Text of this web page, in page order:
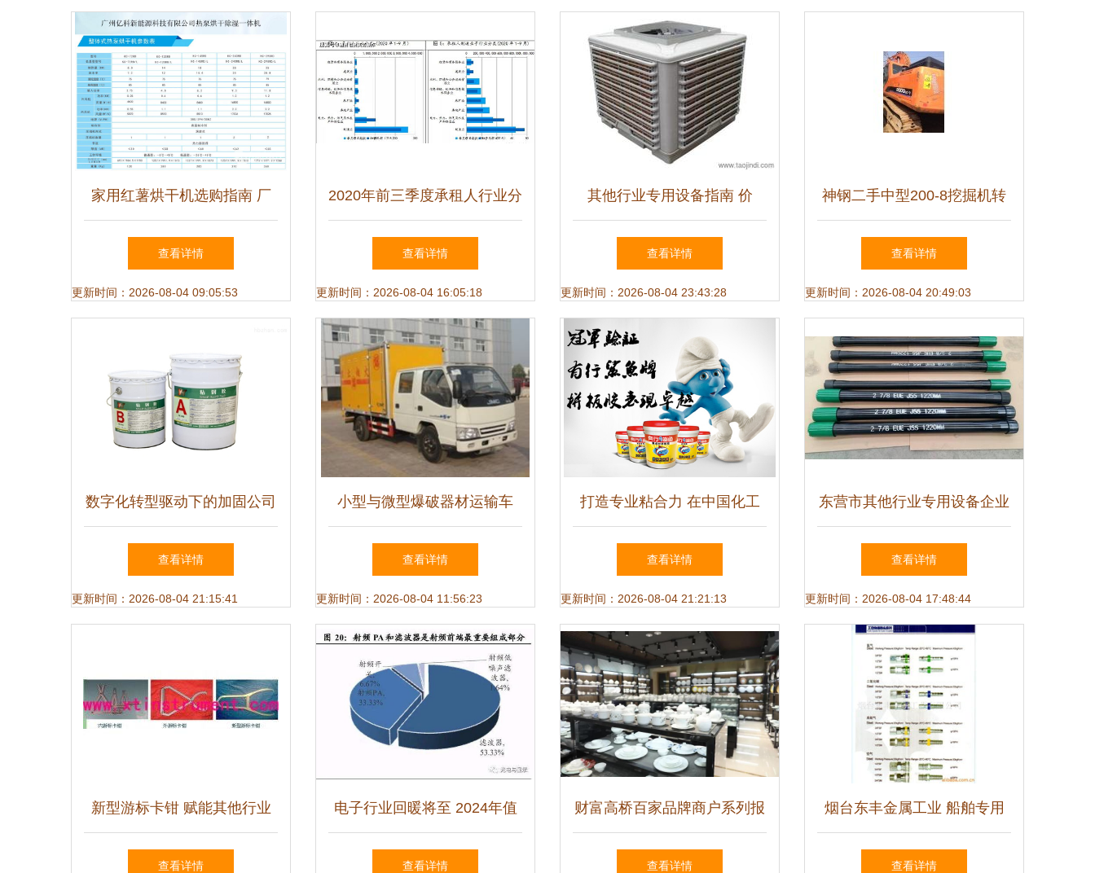
家用红薯烘干机选购指南 厂
家价格、图片与批发信息全解
析
查看详情
更新时间：2026-08-04 09:05:53
2020年前三季度承租人行业分
布统计
查看详情
更新时间：2026-08-04 16:05:18
其他行业专用设备指南 价
格、厂家与批发全解析
查看详情
更新时间：2026-08-04 23:43:28
神钢二手中型200-8挖掘机转
让 高性价比设备来袭，工程
机械采购正当时
查看详情
更新时间：2026-08-04 20:49:03
数字化转型驱动下的加固公司
如何开拓跨行业专用解决方案
查看详情
更新时间：2026-08-04 21:15:41
小型与微型爆破器材运输车
为专用行业注入新安全性动力
查看详情
更新时间：2026-08-04 11:56:23
打造专业粘合力 在中国化工
仪器网寻找优质SY6101拼板
胶供应商
查看详情
更新时间：2026-08-04 21:21:13
东营市其他行业专用设备企业
名录及发展概况
查看详情
更新时间：2026-08-04 17:48:44
新型游标卡钳 赋能其他行业
专用仪器的精准革命
查看详情
电子行业回暖将至 2024年值
得关注的五大细分赛道与机遇
查看详情
财富高桥百家品牌商户系列报
道 华强陶瓷 用品质和服务创
查看详情
烟台东丰金属工业 船舶专用
配件及其他行业专用产品列表
查看详情